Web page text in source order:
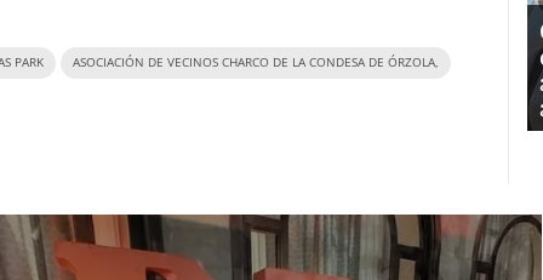
PARK ASOCIACIÓN DE VECINOS CHARCO DE LA CONDESA DE ÓRZOLA,